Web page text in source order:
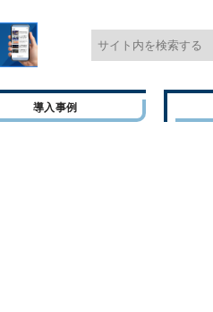
導入事例